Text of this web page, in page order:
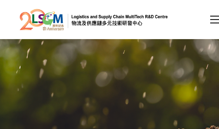
跳到内容（按回车键）
会员登录
A A EN 繁 简